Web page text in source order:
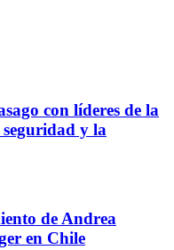
con líderes de la
y la
de Andrea
en Chile